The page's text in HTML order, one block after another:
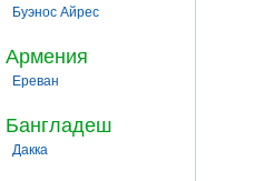
Буэнос Айрес
Армения
Ереван
Бангладеш
Дакка